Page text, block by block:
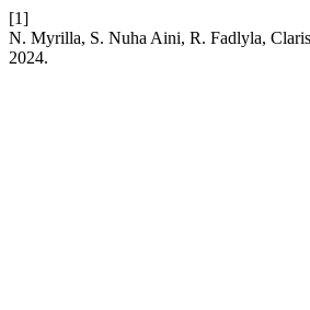
[1]
N. Myrilla, S. Nuha Aini, R. Fadlyla,
2024.